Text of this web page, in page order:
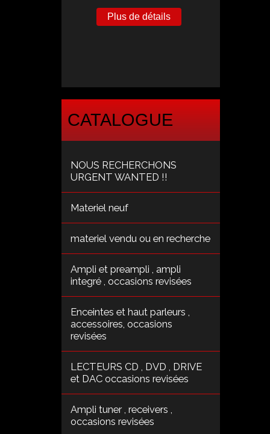
Plus de détails
Plus de détails
CATALOGUE
NOUS RECHERCHONS
URGENT WANTED !!
Materiel neuf
materiel vendu ou en recherche
Ampli et preampli , ampli
integré , occasions revisées
Enceintes et haut parleurs ,
accessoires, occasions
revisées
LECTEURS CD , DVD , DRIVE
et DAC occasions revisées
Ampli tuner , receivers ,
occasions revisées